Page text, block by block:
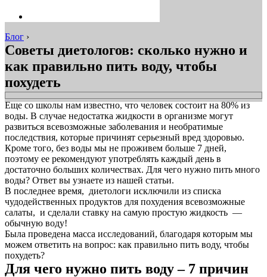
Блог ›
Советы диетологов: сколько нужно и
как правильно пить воду, чтобы
похудеть
Еще со школы нам известно, что человек состоит на 80% из
воды. В случае недостатка жидкости в организме могут
развиться всевозможные заболевания и необратимые
последствия, которые причинят серьезный вред здоровью.
Кроме того, без воды мы не проживем больше 7 дней,
поэтому ее рекомендуют употреблять каждый день в
достаточно больших количествах. Для чего нужно пить много
воды? Ответ вы узнаете из нашей статьи.
В последнее время, диетологи исключили из списка
чудодейственных продуктов для похудения всевозможные
салаты, и сделали ставку на самую простую жидкость —
обычную воду!
Была проведена масса исследований, благодаря которым мы
можем ответить на вопрос: как правильно пить воду, чтобы
похудеть?
Для чего нужно пить воду – 7 причин